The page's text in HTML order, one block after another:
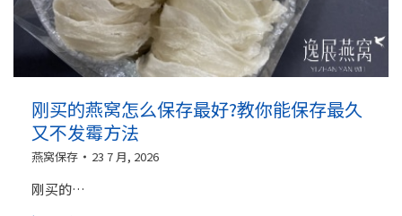
刚买的燕窝怎么保存最好?教你能保存最久
又不发霉方法
燕窝保存 23 7 月, 2026
刚买的…